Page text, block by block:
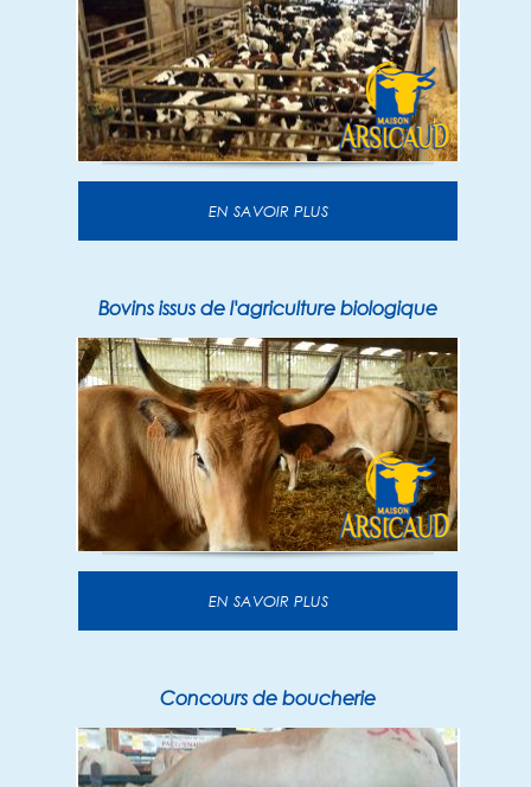
EN SAVOIR PLUS
Bovins issus de l'agriculture biologique
EN SAVOIR PLUS
Concours de boucherie